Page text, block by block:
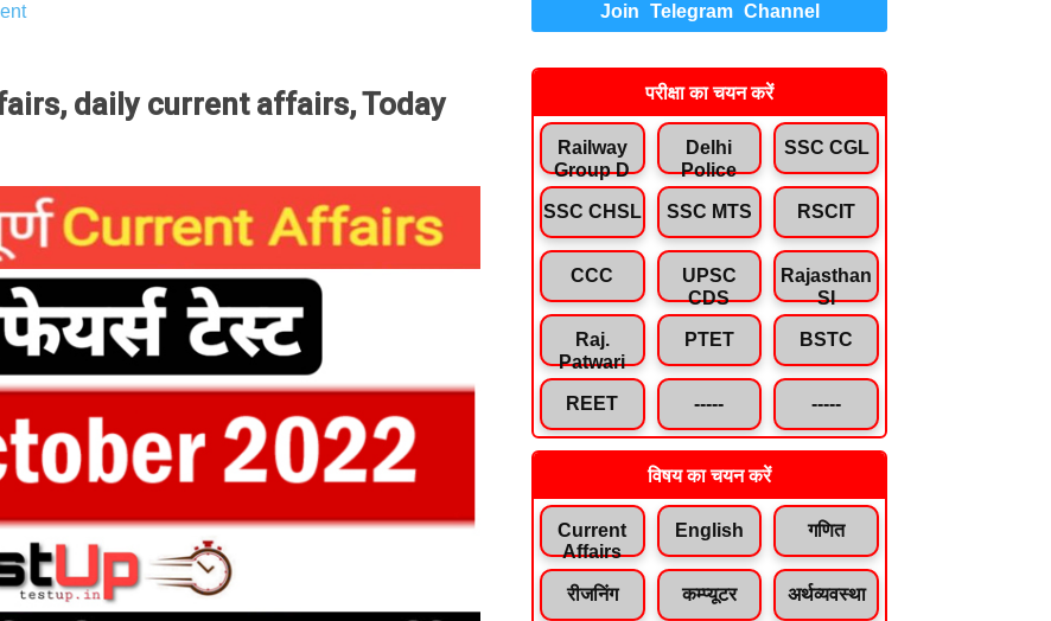
daily current affairs, Today
Join Telegram Channel
परीक्षा का चयन करें
Railway
Group D
Delhi
Police
SSC CGL
SSC CHSL SSC MTS RSCIT
CCC
UPSC
CDS
Rajasthan
SI
Raj.
Patwari
PTET BSTC
REET ----- -----
विषय का चयन करें
Current
Affairs
English गणित
रीजनिंग कम्प्यूटर अर्थव्यवस्था